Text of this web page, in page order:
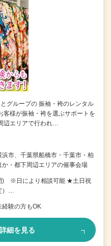
グループの 振袖・袴のレンタル
客様が振袖・袴を選ぶサポートを
辺エリアで行われ…
市、千葉県船橋市・千葉市・柏
・都下周辺エリアの催事会場
) ※日により相談可能 ★土日祝
）…
経験の方もOK
詳細を見る